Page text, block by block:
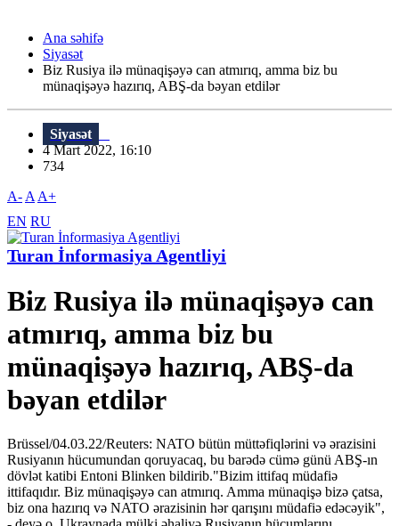
Ana səhifə
Siyasət
Biz Rusiya ilə münaqişəyə can atmırıq, amma biz bu
münaqişəyə hazırıq, ABŞ-da bəyan etdilər
Siyasət
4 Mart 2022, 16:10
734
A- A A+
EN RU
Turan İnformasiya Agentliyi
Biz Rusiya ilə münaqişəyə can
atmırıq, amma biz bu
münaqişəyə hazırıq, ABŞ-da
bəyan etdilər
Brüssel/04.03.22/Reuters: NATO bütün müttəfiqlərini və ərazisini
Rusiyanın hücumundan qoruyacaq, bu barədə cümə günü ABŞ-ın
dövlət katibi Entoni Blinken bildirib."Bizim ittifaq müdafiə
ittifaqıdır. Biz münaqişəyə can atmırıq. Amma münaqişə bizə çatsa,
biz ona hazırıq və NATO ərazisinin hər qarışını müdafiə edəcəyik",